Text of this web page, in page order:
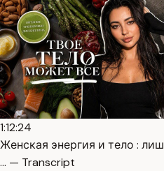
1:12:24
Женская энергия и тело :
… — Transcript